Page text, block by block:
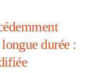
durée :